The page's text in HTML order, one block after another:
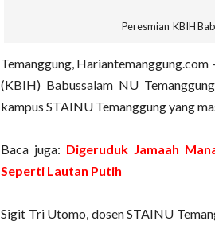
Peresmian KBIH
Temanggung,
(KBIH) Babussalam NU
kampus STAINU Temanggung yang
Baca juga: Digeruduk Jamaah
Seperti Lautan Putih
Sigit Tri Utomo, dosen STAINU